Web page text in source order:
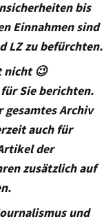
bis
Einnahmen sind
LZ zu befürchten.
nicht 😉
Sie berichten.
gesamtes Archiv
auch für
der
zusätzlich auf
und